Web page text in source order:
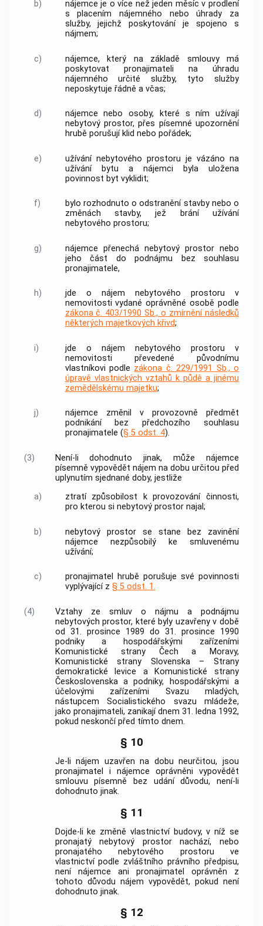
b)
nájemce je o více než jeden měsíc v prodlení
s placením nájemného nebo úhrady za
služby, jejichž poskytování je spojeno s
nájmem;
c)
nájemce, který na základě smlouvy má
poskytovat pronajimateli na úhradu
nájemného určité služby, tyto služby
neposkytuje řádně a včas;
d)
nájemce nebo osoby, které s ním užívají
nebytový prostor, přes písemné upozornění
hrubě porušují klid nebo pořádek;
e)
užívání nebytového prostoru je vázáno na
užívání bytu a nájemci byla uložena
povinnost byt vyklidit;
f)
bylo rozhodnuto o odstranění stavby nebo o
změnách stavby, jež brání užívání
nebytového prostoru;
g)
nájemce přenechá nebytový prostor nebo
jeho část do podnájmu bez souhlasu
pronajimatele,
h)
jde o nájem nebytového prostoru v
nemovitosti vydané oprávněné osobě podle
zákona č. 403/1990 Sb., o zmírnění následků
některých majetkových křivd;
i)
jde o nájem nebytového prostoru v
nemovitosti převedené původnímu
vlastníkovi podle zákona č. 229/1991 Sb., o
úpravě vlastnických vztahů k půdě a jinému
zemědělskému majetku;
j)
nájemce změnil v provozovně předmět
podnikání bez předchozího souhlasu
pronajimatele (§ 5 odst. 4).
(3)
Není-li dohodnuto jinak, může nájemce
písemně vypovědět nájem na dobu určitou před
uplynutím sjednané doby, jestliže
a)
ztratí způsobilost k provozování činnosti,
pro kterou si nebytový prostor najal;
b)
nebytový prostor se stane bez zavinění
nájemce nezpůsobilý ke smluvenému
užívání;
c)
pronajimatel hrubě porušuje své povinnosti
vyplývající z § 5 odst. 1.
(4)
Vztahy ze smluv o nájmu a podnájmu
nebytových prostor, které byly uzavřeny v době
od 31. prosince 1989 do 31. prosince 1990
podniky a hospodářskými zařízeními
Komunistické strany Čech a Moravy,
Komunistické strany Slovenska – Strany
demokratické levice a Komunistické strany
Československa a podniky, hospodářskými a
účelovými zařízeními Svazu mladých,
nástupcem Socialistického svazu mládeže,
jako pronajimateli, zanikají dnem 31. ledna 1992,
pokud neskončí před tímto dnem.
§ 10
Je-li nájem uzavřen na dobu neurčitou, jsou
pronajimatel i nájemce oprávněni vypovědět
smlouvu písemně bez udání důvodu, není-li
dohodnuto jinak.
§ 11
Dojde-li ke změně vlastnictví budovy, v níž se
pronajatý nebytový prostor nachází, nebo
pronajatého nebytového prostoru ve
vlastnictví podle zvláštního právního předpisu,
není nájemce ani pronajimatel oprávněn z
tohoto důvodu nájem vypovědět, pokud není
dohodnuto jinak.
§ 12